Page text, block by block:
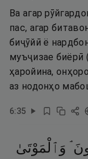
Ва агар
пас, агар
биҷӯйӣ ё
муъҷизае биёрӣ
ҳаройина,
аз нодонҳо
6:35
وَٱلْمَوْتَىٰ